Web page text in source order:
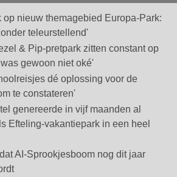
op nieuw themagebied Europa-Park:
teleurstellend'
& Pip-pretpark zitten constant op
gewoon niet oké'
dé oplossing voor de
te constateren'
genereerde in vijf maanden al
Efteling-vakantiepark in een heel
AI-Sprookjesboom nog dit jaar